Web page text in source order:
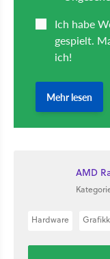
AMD
Hardware